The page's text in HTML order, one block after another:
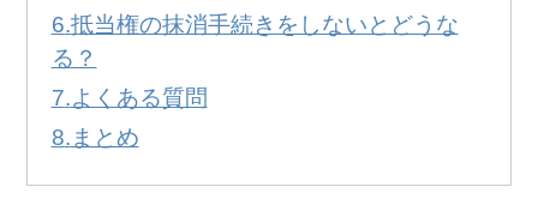
抵当権の抹消手続きをしないとどうな
る？
よくある質問
まとめ